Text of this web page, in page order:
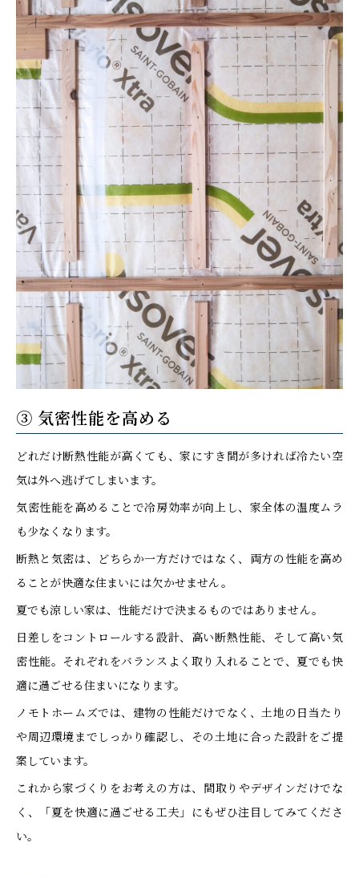
③ 気密性能を高める
どれだけ断熱性能が高くても、家にすき間が多ければ冷たい空
気は外へ逃げてしまいます。
気密性能を高めることで冷房効率が向上し、家全体の温度ムラ
も少なくなります。
断熱と気密は、どちらか一方だけではなく、両方の性能を高め
ることが快適な住まいには欠かせません。
夏でも涼しい家は、性能だけで決まるものではありません。
日差しをコントロールする設計、高い断熱性能、そして高い気
密性能。それぞれをバランスよく取り入れることで、夏でも快
適に過ごせる住まいになります。
ノモトホームズでは、建物の性能だけでなく、土地の日当たり
や周辺環境までしっかり確認し、その土地に合った設計をご提
案しています。
これから家づくりをお考えの方は、間取りやデザインだけでな
く、「夏を快適に過ごせる工夫」にもぜひ注目してみてくださ
い。